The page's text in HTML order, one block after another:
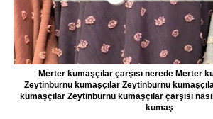
Merter kumaşçılar çarşısı nerede Merter
Zeytinburnu kumaşçılar Zeytinburnu
kumaşçılar Zeytinburnu kumaşçılar çarşısı
kumaş